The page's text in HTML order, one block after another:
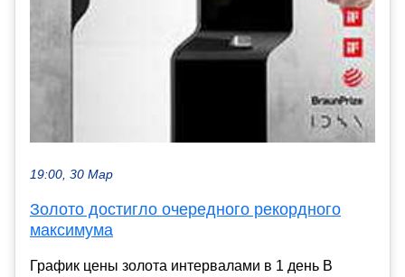
19:00, 30 Мар
Золото достигло очередного рекордного
максимума
График цены золота интервалами в 1 день В